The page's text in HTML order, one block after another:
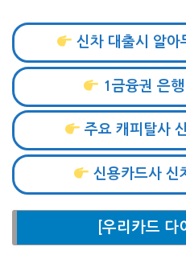
신차 대출시 알아
1금융권 은
주요 캐피탈사
신용카드사 신
[우리카드 다